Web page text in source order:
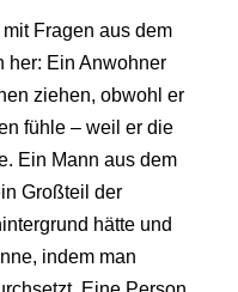
Fragen aus dem
her: Ein Anwohner
ziehen, obwohl er
fühle – weil er die
Ein Mann aus dem
Großteil der
hätte und
indem man